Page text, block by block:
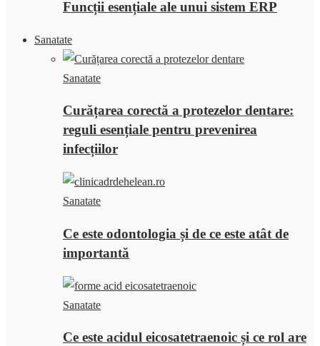
Funcții esențiale ale unui sistem ERP
Sanatate
Sanatate
Curățarea corectă a protezelor dentare:
reguli esențiale pentru prevenirea
infecțiilor
Sanatate
Ce este odontologia și de ce este atât de
importantă
Sanatate
Ce este acidul eicosatetraenoic și ce rol are